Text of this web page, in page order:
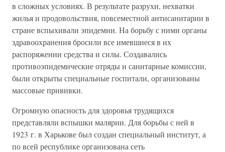
в сложных условиях. В результате разрухи, нехватки
жилья и продовольствия, повсеместной антисанитарии в
стране вспыхивали эпидемии. На борьбу с ними органы
здравоохранения бросили все имевшиеся в их
распоряжении средства и силы. Создавались
противоэпидемические отряды и санитарные комиссии,
были открыты специальные госпитали, организованы
массовые прививки.
Огромную опасность для здоровья трудящихся
представляли вспышки малярии. Для борьбы с ней в
1923 г. в Харькове был создан специальный институт, а
по всей республике организована сеть